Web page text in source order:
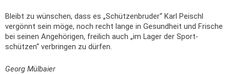
Bleibt zu wünschen, dass es „Schützenbruder“ Karl Peischl
vergönnt sein möge, noch recht lange in Gesundheit und Frische
bei seinen Angehörigen, freilich auch „im Lager der Sport-
schützen“ verbringen zu dürfen.
Georg Mülbaier